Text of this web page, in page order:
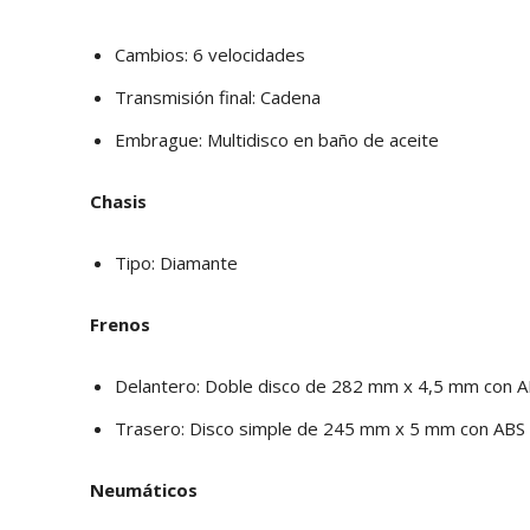
Cambios: 6 velocidades
Transmisión final: Cadena
Embrague: Multidisco en baño de aceite
Chasis
Tipo: Diamante
Frenos
Delantero: Doble disco de 282 mm x 4,5 mm con
Trasero: Disco simple de 245 mm x 5 mm con ABS
Neumáticos